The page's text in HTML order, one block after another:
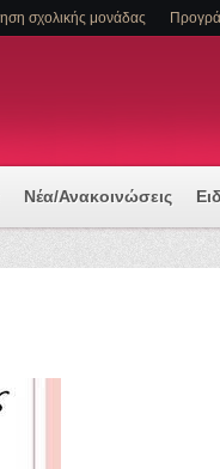
σχολικής μονάδας
Νέα/Ανακοινώσεις
Διδασκαλία
ΑΝΑΓΚΕΣ